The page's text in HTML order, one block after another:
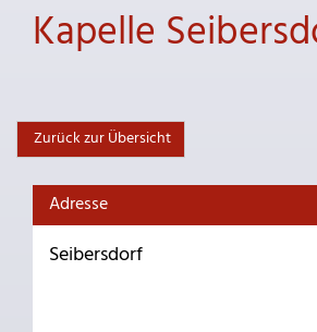
Kapelle
Zurück zur Übersicht
Adresse
Seibersdorf